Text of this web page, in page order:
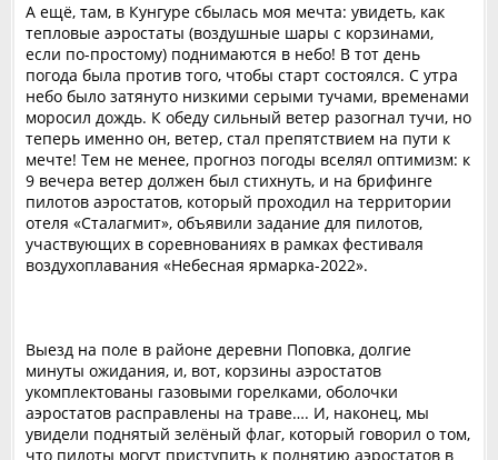
А ещё, там, в Кунгуре сбылась моя мечта: увидеть, как
тепловые аэростаты (воздушные шары с корзинами,
если по-простому) поднимаются в небо! В тот день
погода была против того, чтобы старт состоялся. С утра
небо было затянуто низкими серыми тучами, временами
моросил дождь. К обеду сильный ветер разогнал тучи, но
теперь именно он, ветер, стал препятствием на пути к
мечте! Тем не менее, прогноз погоды вселял оптимизм: к
9 вечера ветер должен был стихнуть, и на брифинге
пилотов аэростатов, который проходил на территории
отеля «Сталагмит», объявили задание для пилотов,
участвующих в соревнованиях в рамках фестиваля
воздухоплавания «Небесная ярмарка-2022».
Выезд на поле в районе деревни Поповка, долгие
минуты ожидания, и, вот, корзины аэростатов
укомплектованы газовыми горелками, оболочки
аэростатов расправлены на траве…. И, наконец, мы
увидели поднятый зелёный флаг, который говорил о том,
что пилоты могут приступить к поднятию аэростатов в